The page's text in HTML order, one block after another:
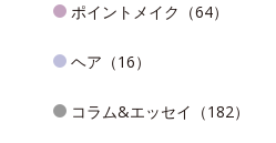
ポイントメイク（64）
ヘア（16）
コラム&エッセイ（182）